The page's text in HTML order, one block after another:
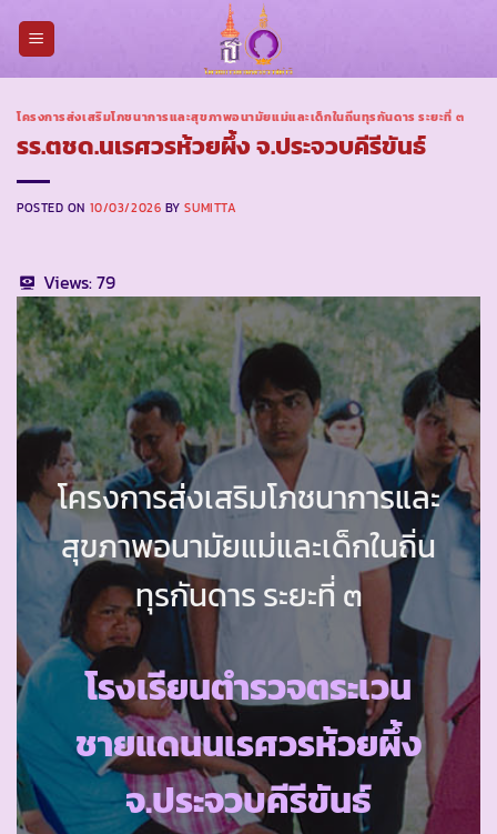
โครงการส่งเสริมโภชนาการและสุขภาพอนามัยแม่และเด็กในถิ่นทุรกันดาร ระยะที่ ๓
รร.ตชด.นเรศวรห้วยผึ้ง จ.ประจวบคีรีขันธ์
POSTED ON 10/03/2026 BYSUMITTA
Views:79
โครงการส่งเสริมโภชนาการและ
สุขภาพอนามัยแม่และเด็กในถิ่น
ทุรกันดาร ระยะที่ ๓
โรงเรียนตำรวจตระเวน
ชายแดนนเรศวรห้วยผึ้ง
จ.ประจวบคีรีขันธ์